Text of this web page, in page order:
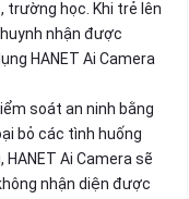
trường học. Khi trẻ lên
nhận được
HANET Ai Camera
soát an ninh bằng
bỏ các tình huống
Ai Camera sẽ
nhận diện được